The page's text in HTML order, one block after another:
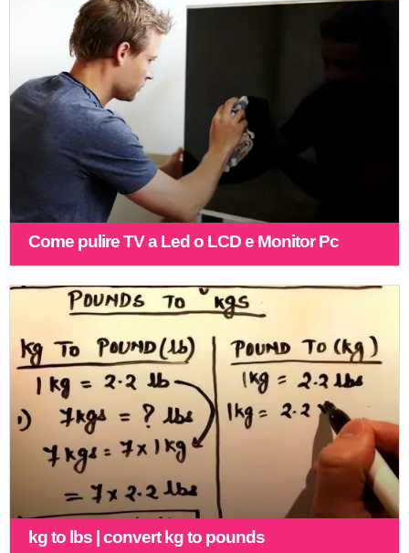
Come pulire TV a Led o LCD e Monitor Pc
kg to lbs | convert kg to pounds